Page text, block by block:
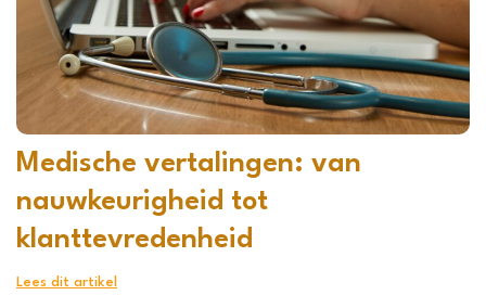
Medische vertalingen: van
nauwkeurigheid tot
klanttevredenheid
Lees dit artikel